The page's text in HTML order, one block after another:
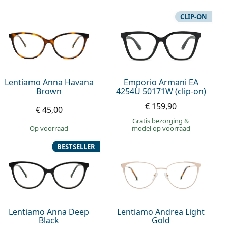
Lentiamo Anna Havana
Brown
€ 45,00
op voorraad
Emporio Armani EA
4254U 50171W (clip-on)
CLIP-ON
€ 159,90
Gratis bezorging&
model op voorraad
Lentiamo Anna Deep
Black
BESTSELLER
Lentiamo Andrea Light
Gold